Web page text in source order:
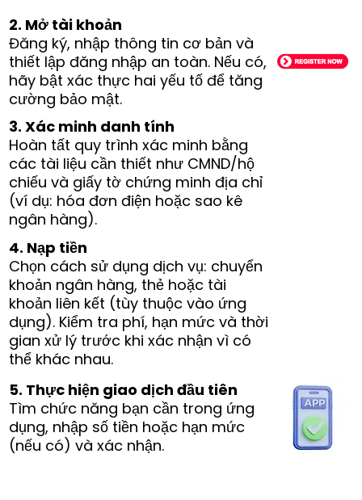
2. Mở tài khoản
Đăng ký, nhập thông tin cơ bản và
thiết lập đăng nhập an toàn. Nếu có,
hãy bật xác thực hai yếu tố để tăng
cường bảo mật.
3. Xác minh danh tính
Hoàn tất quy trình xác minh bằng
các tài liệu cần thiết như CMND/hộ
chiếu và giấy tờ chứng minh địa chỉ
(ví dụ: hóa đơn điện hoặc sao kê
ngân hàng).
4. Nạp tiền
Chọn cách sử dụng dịch vụ: chuyển
khoản ngân hàng, thẻ hoặc tài
khoản liên kết (tùy thuộc vào ứng
dụng). Kiểm tra phí, hạn mức và thời
gian xử lý trước khi xác nhận vì có
thể khác nhau.
5. Thực hiện giao dịch đầu tiên
Tìm chức năng bạn cần trong ứng
dụng, nhập số tiền hoặc hạn mức
(nếu có) và xác nhận.